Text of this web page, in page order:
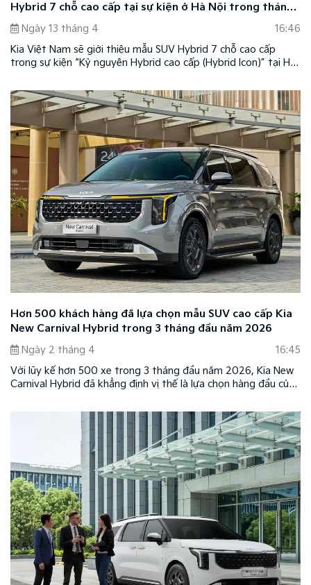
Hybrid 7 chỗ cao cấp tại sự kiện ở Hà Nội trong tháng
4
Ngày 13 tháng 4
16:46
Kia Việt Nam sẽ giới thiệu mẫu SUV Hybrid 7 chỗ cao cấp
trong sự kiện “Kỷ nguyên Hybrid cao cấp (Hybrid Icon)” tại Hà
Hơn 500 khách hàng đã lựa chọn mẫu SUV cao cấp Kia
New Carnival Hybrid trong 3 tháng đầu năm 2026
Ngày 2 tháng 4
16:45
Với lũy kế hơn 500 xe trong 3 tháng đầu năm 2026, Kia New
Carnival Hybrid đã khẳng định vị thế là lựa chọn hàng đầu của
niềm tin của số đông khách hàng.